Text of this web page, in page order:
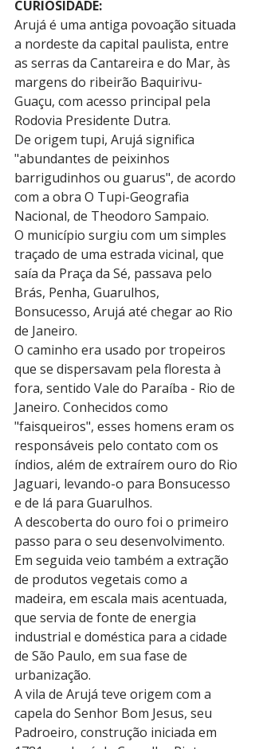
CURIOSIDADE:
Arujá é uma antiga povoação situada
a nordeste da capital paulista, entre
as serras da Cantareira e do Mar, às
margens do ribeirão Baquirivu-
Guaçu, com acesso principal pela
Rodovia Presidente Dutra.
De origem tupi, Arujá significa
"abundantes de peixinhos
barrigudinhos ou guarus", de acordo
com a obra O Tupi-Geografia
Nacional, de Theodoro Sampaio.
O município surgiu com um simples
traçado de uma estrada vicinal, que
saía da Praça da Sé, passava pelo
Brás, Penha, Guarulhos,
Bonsucesso, Arujá até chegar ao Rio
de Janeiro.
O caminho era usado por tropeiros
que se dispersavam pela floresta à
fora, sentido Vale do Paraíba - Rio de
Janeiro. Conhecidos como
"faisqueiros", esses homens eram os
responsáveis pelo contato com os
índios, além de extraírem ouro do Rio
Jaguari, levando-o para Bonsucesso
e de lá para Guarulhos.
A descoberta do ouro foi o primeiro
passo para o seu desenvolvimento.
Em seguida veio também a extração
de produtos vegetais como a
madeira, em escala mais acentuada,
que servia de fonte de energia
industrial e doméstica para a cidade
de São Paulo, em sua fase de
urbanização.
A vila de Arujá teve origem com a
capela do Senhor Bom Jesus, seu
Padroeiro, construção iniciada em